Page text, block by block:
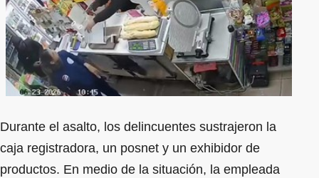
Durante el asalto, los delincuentes sustrajeron la
caja registradora, un posnet y un exhibidor de
productos. En medio de la situación, la empleada